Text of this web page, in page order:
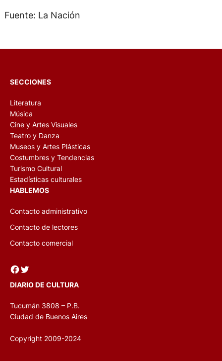
Fuente: La Nación
SECCIONES
Literatura
Música
Cine y Artes Visuales
Teatro y Danza
Museos y Artes Plásticas
Costumbres y Tendencias
Turismo Cultural
Estadísticas culturales
HABLEMOS
Contacto administrativo
Contacto de lectores
Contacto comercial
Facebook Twitter
DIARIO DE CULTURA
Tucumán 3808 – P.B.
Ciudad de Buenos Aires
Copyright 2009-2024